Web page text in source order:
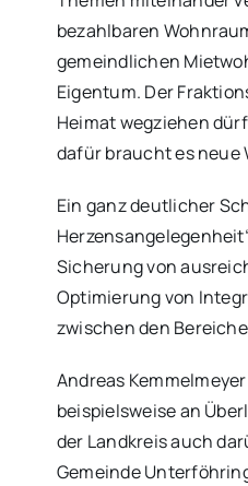
bezahlbaren
gemeindlichen
Eigentum. Der
Heimat wegziehen
dafür braucht es neue
Ein ganz deutlicher
Sicherung von
Optimierung von
zwischen den
Andreas
beispielsweise an
der Landkreis auch
Gemeinde